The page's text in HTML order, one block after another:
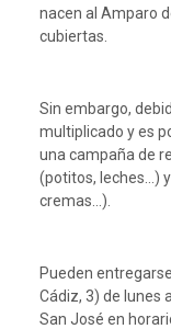
nacen al Amparo
cubiertas.
Sin embargo,
multiplicado y es
una campaña de
(potitos, leches…)
cremas…).
Pueden
Cádiz, 3) de lunes
San José en